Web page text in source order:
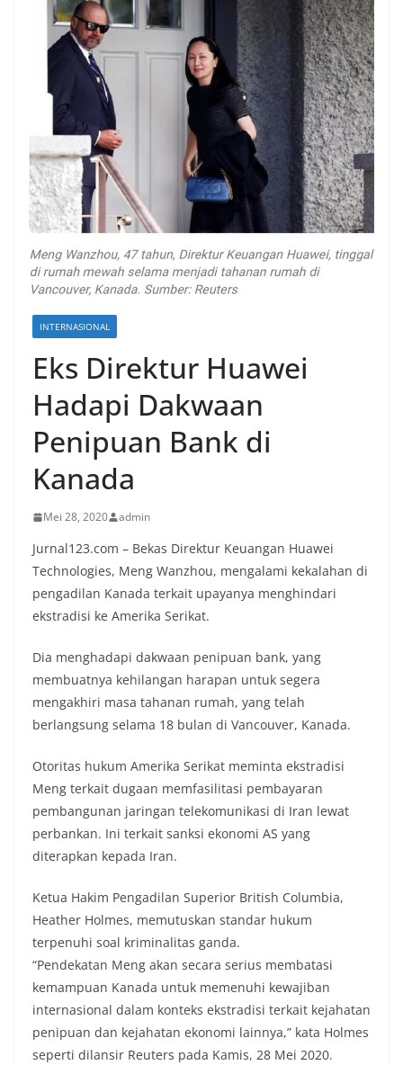
INTERNASIONAL
Eks Direktur Huawei
Hadapi Dakwaan
Penipuan Bank di
Kanada
Mei 28, 2020 admin
Jurnal123.com – Bekas Direktur Keuangan Huawei
Technologies, Meng Wanzhou, mengalami kekalahan di
pengadilan Kanada terkait upayanya menghindari
ekstradisi ke Amerika Serikat.
Dia menghadapi dakwaan penipuan bank, yang
membuatnya kehilangan harapan untuk segera
mengakhiri masa tahanan rumah, yang telah
berlangsung selama 18 bulan di Vancouver, Kanada.
Otoritas hukum Amerika Serikat meminta ekstradisi
Meng terkait dugaan memfasilitasi pembayaran
pembangunan jaringan telekomunikasi di Iran lewat
perbankan. Ini terkait sanksi ekonomi AS yang
diterapkan kepada Iran.
Ketua Hakim Pengadilan Superior British Columbia,
Heather Holmes, memutuskan standar hukum
terpenuhi soal kriminalitas ganda.
“Pendekatan Meng akan secara serius membatasi
kemampuan Kanada untuk memenuhi kewajiban
internasional dalam konteks ekstradisi terkait kejahatan
penipuan dan kejahatan ekonomi lainnya,” kata Holmes
seperti dilansir Reuters pada Kamis, 28 Mei 2020.